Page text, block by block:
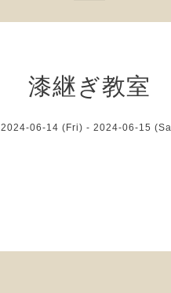
漆継ぎ教室
2024-06-14 (Fri) - 2024-06-15